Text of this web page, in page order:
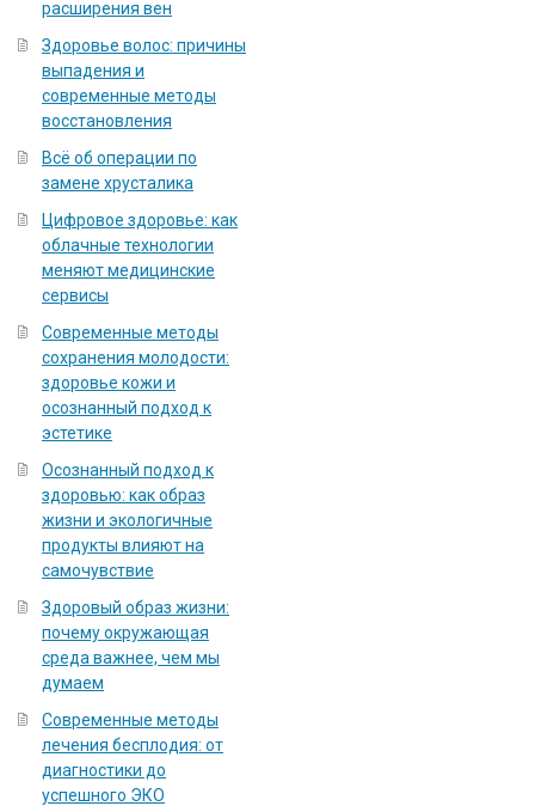
расширения вен
Здоровье волос: причины
выпадения и
современные методы
восстановления
Всё об операции по
замене хрусталика
Цифровое здоровье: как
облачные технологии
меняют медицинские
сервисы
Современные методы
сохранения молодости:
здоровье кожи и
осознанный подход к
эстетике
Осознанный подход к
здоровью: как образ
жизни и экологичные
продукты влияют на
самочувствие
Здоровый образ жизни:
почему окружающая
среда важнее, чем мы
думаем
Современные методы
лечения бесплодия: от
диагностики до
успешного ЭКО